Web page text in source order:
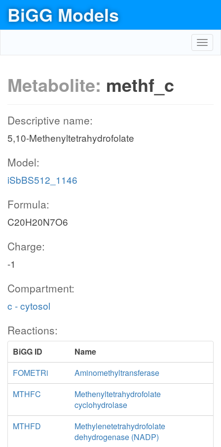
BiGG Models
Metabolite: methf_c
Descriptive name:
5,10-Methenyltetrahydrofolate
Model:
iSbBS512_1146
Formula:
C20H20N7O6
Charge:
-1
Compartment:
c - cytosol
Reactions:
BiGG ID
Name
FOMETRi
Aminomethyltransferase
MTHFC
Methenyltetrahydrofolate
cyclohydrolase
MTHFD
Methylenetetrahydrofolate
dehydrogenase (NADP)